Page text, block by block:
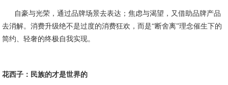
自豪与光荣，通过品牌场景去表达；焦虑与渴望，又借助品牌产品
去消解。消费升级绝不是过度的消费狂欢，而是“断舍离”理念催生下的
简约、轻奢的终极自我实现。
花西子：民族的才是世界的